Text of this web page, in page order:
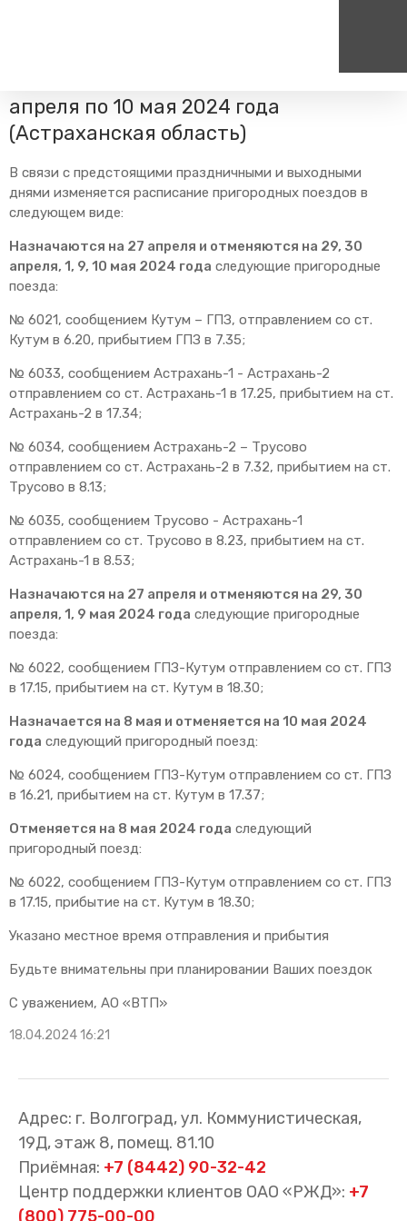
Пассажирам
Справочник
Режим работы билетных
касс
Тарифы и льготы
Способы оплаты проезда
Абонементные билеты
Схема обращения
Мобильное приложение
Для маломобильных
пассажиров
Туризм
Групповые маршруты
Единый номер вызова экстренных служб
Изменения расписания на период с 27
апреля по 10 мая 2024 года
(Астраханская область)
В связи с предстоящими праздничными и выходными
днями изменяется расписание пригородных поездов в
следующем виде:
Назначаются на 27 апреля и отменяются на 29, 30
апреля, 1, 9, 10 мая 2024 года следующие пригородные
поезда:
№ 6021, сообщением Кутум – ГПЗ, отправлением со ст.
Кутум в 6.20, прибытием ГПЗ в 7.35;
№ 6033, сообщением Астрахань-1 - Астрахань-2
отправлением со ст. Астрахань-1 в 17.25, прибытием на ст.
Астрахань-2 в 17.34;
№ 6034, сообщением Астрахань-2 – Трусово
отправлением со ст. Астрахань-2 в 7.32, прибытием на ст.
Трусово в 8.13;
№ 6035, сообщением Трусово - Астрахань-1
отправлением со ст. Трусово в 8.23, прибытием на ст.
Астрахань-1 в 8.53;
Назначаются на 27 апреля и отменяются на 29, 30
апреля, 1, 9 мая 2024 года следующие пригородные
поезда:
№ 6022, сообщением ГПЗ-Кутум отправлением со ст. ГПЗ
в 17.15, прибытием на ст. Кутум в 18.30;
Назначается на 8 мая и отменяется на 10 мая 2024
года следующий пригородный поезд:
№ 6024, сообщением ГПЗ-Кутум отправлением со ст. ГПЗ
в 16.21, прибытием на ст. Кутум в 17.37;
Отменяется на 8 мая 2024 года следующий
пригородный поезд:
№ 6022, сообщением ГПЗ-Кутум отправлением со ст. ГПЗ
в 17.15, прибытие на ст. Кутум в 18.30;
Указано местное время отправления и прибытия
Будьте внимательны при планировании Ваших поездок
С уважением, АО «ВТП»
18.04.2024 16:21
Адрес: г. Волгоград, ул. Коммунистическая,
19Д, этаж 8, помещ. 81.10
Приёмная: +7 (8442) 90-32-42
Центр поддержки клиентов ОАО «РЖД»: +7
(800) 775-00-00